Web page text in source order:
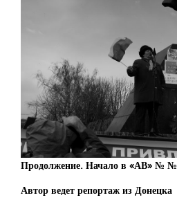
Продолжение. Начало в «АВ» № №
Автор ведет репортаж из Донецка